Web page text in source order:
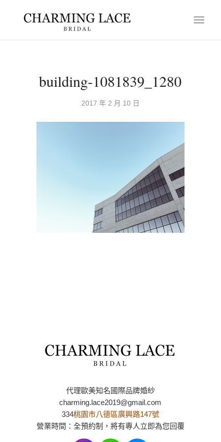
building-1081839_1280
2017 年 2 月 10 日
代理歐美知名國際品牌婚紗
charming.lace2019@gmail.com
334桃園市八德區廣興路147號
營業時間：全預約制，將有專人立即為您回覆